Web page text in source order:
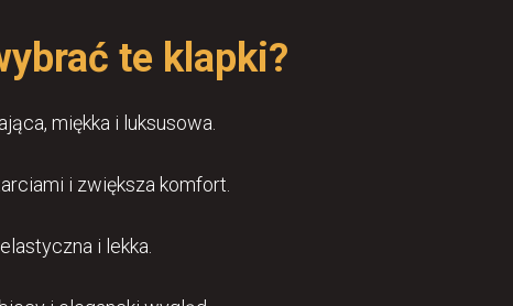
te klapki?
miękka i luksusowa.
i zwiększa komfort.
i lekka.